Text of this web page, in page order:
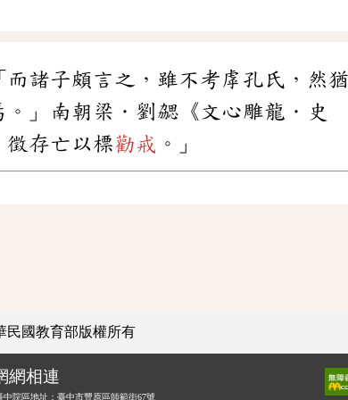
諸子頗言之，雖不考虖孔氏，然
」南朝梁．劉勰《文心雕龍．史
徵存亡以標勸戒 。」
民國教育部版權所有
網相連
中院區地址：臺中市豐原區師範街67號